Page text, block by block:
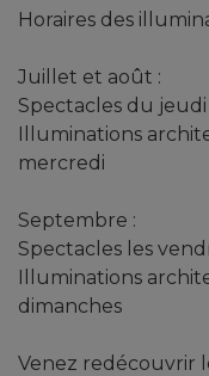
Horaires des
Juillet et août :
Spectacles du
Illuminations
mercredi
Septembre :
Spectacles les
Illuminations
dimanches
Venez redécouvrir